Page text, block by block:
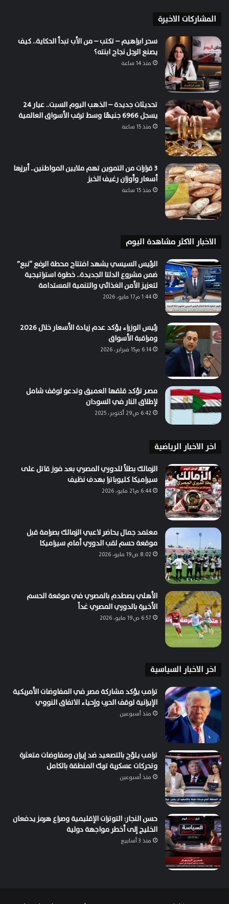
المشاركات الاخيرة
سحر ابراهيم – تكتب – من الأب تبدأ الحكاية.. كيف
يصنع الرجل نجاح ابنته؟
منذ 14 ساعة
تحديثات جديدة – الذهب اليوم السبت.. عيار 24
يسجل 6966 جنيهًا وسط ترقب الأسواق العالمية
منذ 15 ساعة
3 قرارات من التموين تهم ملايين المواطنين.. أبرزها
أسعار وأوزان رغيف الخبز
منذ 15 ساعة
الاخبار الاكثر مشاهدة اليوم
الرئيس السيسي يشهد افتتاح محطة الرفع “نبع”
ضمن مشروع الدلتا الجديدة.. خطوة استراتيجية
لتعزيز الأمن الغذائي والتنمية المستدامة
1:44 م17 مايو، 2026
رئيس الوزراء يؤكد عدم زيادة الأسعار خلال 2026
ومراقبة الأسواق
6:14 م15 فبراير، 2026
مصــر تؤكد قلقها العميق وتدعو لوقف شامل
لإطلاق النار في السودان
6:42 ص29 أكتوبر، 2025
اخر الاخبار الرياضية
الزمالك بطلاً للدوري المصري بعد فوز قاتل على
سيراميكا كليوباترا بهدف نظيف
6:44 م21 مايو، 2026
معتمد جمال يحاضر لاعبي الزمالك بصرامة قبل
موقعة حسم لقب الدوري أمام سيراميكا
8:02 ص19 مايو، 2026
الأهلي يصطدم بالمصري في موقعة الحسم
الأخيرة بالدوري المصري غداً
6:57 ص19 مايو، 2026
اخر الاخبار السياسية
ترامب يؤكد مشاركة مصر في المفاوضات الأمريكية
الإيرانية لوقف الحرب وإحياء الاتفاق النووي
منذ أسبوعين
ترامب يلوّح بالتصعيد ضد إيران ومفاوضات متعثرة
وتحركات عسكرية تربك المنطقة بالكامل
منذ أسبوعين
حسن النجار: التوترات الإقليمية وصراع هرمز يدفعان
الخليج إلى أخطر مواجهة دولية
منذ 3 أسابيع